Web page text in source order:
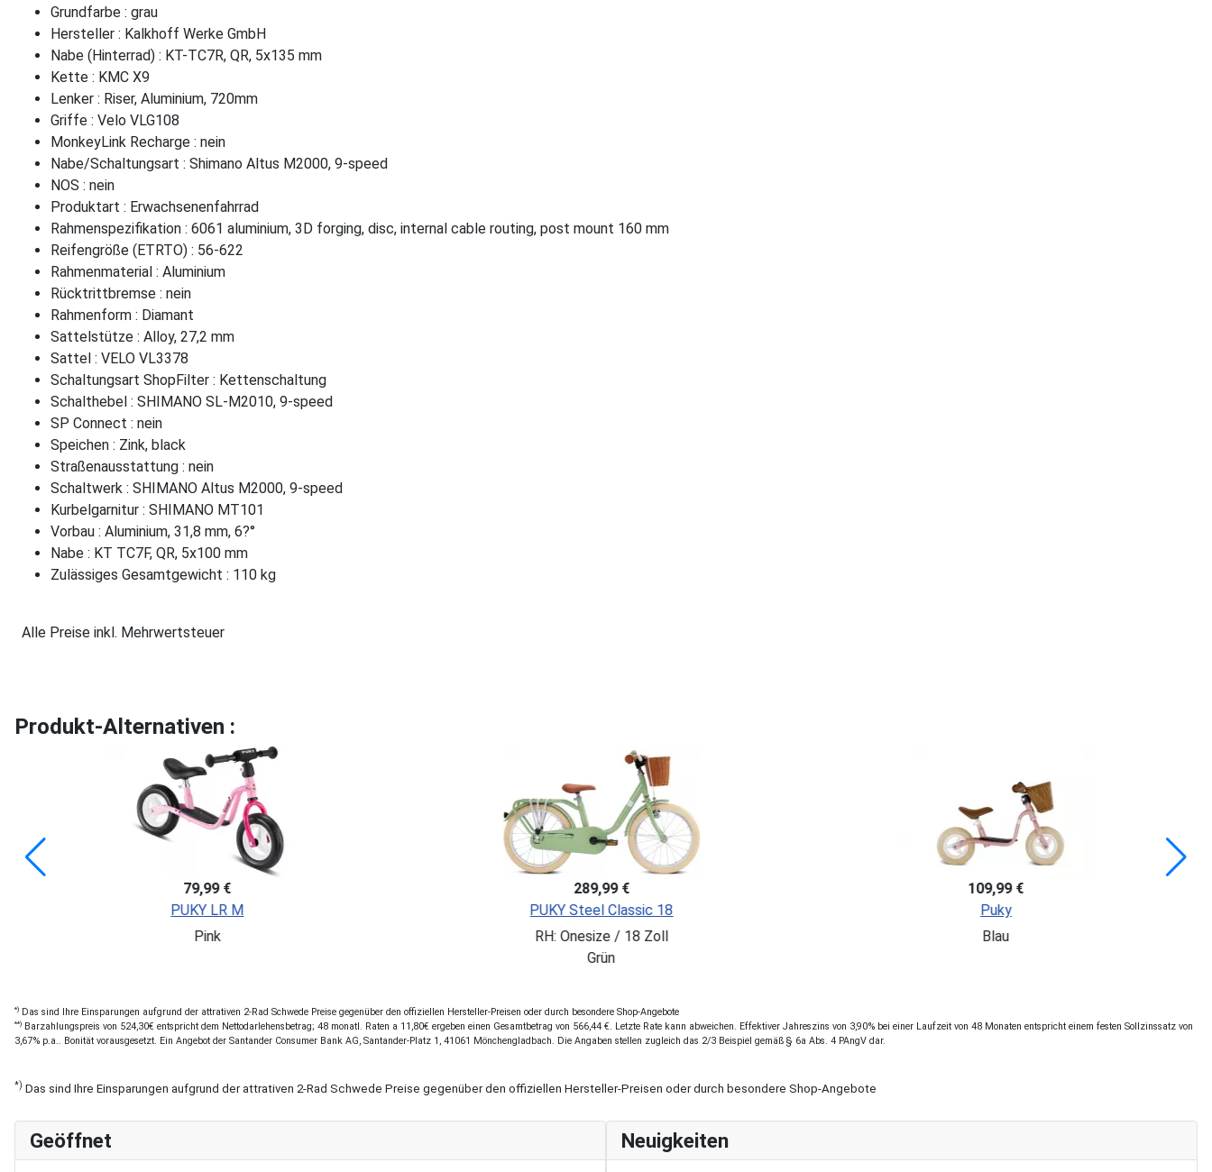
Grundfarbe : grau
Hersteller : Kalkhoff Werke GmbH
Nabe (Hinterrad) : KT-TC7R, QR, 5x135 mm
Kette : KMC X9
Lenker : Riser, Aluminium, 720mm
Griffe : Velo VLG108
MonkeyLink Recharge : nein
Nabe/Schaltungsart : Shimano Altus M2000, 9-speed
NOS : nein
Produktart : Erwachsenenfahrrad
Rahmenspezifikation : 6061 aluminium, 3D forging, disc, internal cable routing, post mount 160 mm
Reifengröße (ETRTO) : 56-622
Rahmenmaterial : Aluminium
Rücktrittbremse : nein
Rahmenform : Diamant
Sattelstütze : Alloy, 27,2 mm
Sattel : VELO VL3378
Schaltungsart ShopFilter : Kettenschaltung
Schalthebel : SHIMANO SL-M2010, 9-speed
SP Connect : nein
Speichen : Zink, black
Straßenausstattung : nein
Schaltwerk : SHIMANO Altus M2000, 9-speed
Kurbelgarnitur : SHIMANO MT101
Vorbau : Aluminium, 31,8 mm, 6?°
Nabe : KT TC7F, QR, 5x100 mm
Zulässiges Gesamtgewicht : 110 kg
Alle Preise inkl. Mehrwertsteuer
Produkt-Alternativen :
PUKY WUTSCH
Rot
*) Das sind Ihre Einsparungen aufgrund der attrativen 2-Rad Schwede Preise gegenüber den offiziellen Hersteller-Preisen oder durch besondere Shop-Angebote
**) Barzahlungspreis von 524,30€ entspricht dem Nettodarlehensbetrag; 48 monatl. Raten a 11,80€ ergeben einen Gesamtbetrag von 566,44 €. Letzte Rate kann abweichen. Effektiver Jahreszins von 3,90% bei einer Laufzeit von 48 Monaten entspricht einem festen Sollzinssatz von
3,67% p.a.. Bonität vorausgesetzt. Ein Angebot der Santander Consumer Bank AG, Santander-Platz 1, 41061 Mönchengladbach. Die Angaben stellen zugleich das 2/3 Beispiel gemäß § 6a Abs. 4 PAngV dar.
*) Das sind Ihre Einsparungen aufgrund der attrativen 2-Rad Schwede Preise gegenüber den offiziellen Hersteller-Preisen oder durch besondere Shop-Angebote
Geöffnet Neuigkeiten